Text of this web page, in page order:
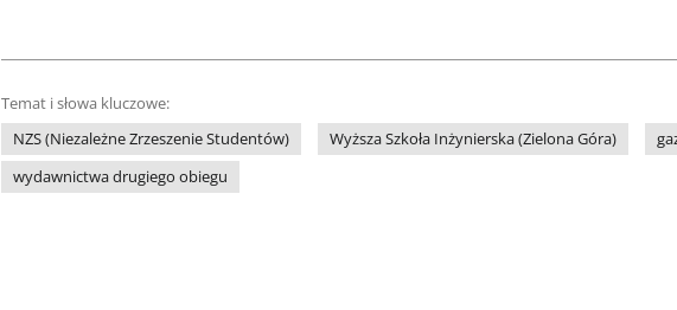
Temat i słowa kluczowe:
NZS (Niezależne Zrzeszenie Studentów)
Wyższa Szkoła Inżynierska (Zielona Góra)
wydawnictwa drugiego obiegu